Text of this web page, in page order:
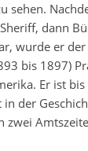
sehen.
dann
wurde er
bis 1897)
Er ist
in der
zwei